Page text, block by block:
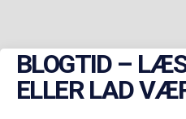
Skip
content
BLOGTID –
ELLER LAD